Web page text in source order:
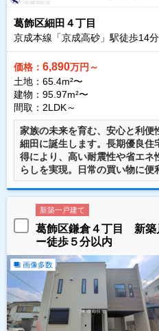
葛飾区細田４丁目
京成本線「京成高砂」駅徒歩14
価格： 6,890万円～
土地：65.4m²〜
建物：95.97m²〜
間取：2LDK～
家族の未来を育む、安心と利便
細田に誕生します。長期優良住
得により、高い耐震性や省エネ
らしを実現。日常の買い物に便
新築一戸建て
葛飾区鎌倉４丁目 新
ー徒歩５分以内
画像多数